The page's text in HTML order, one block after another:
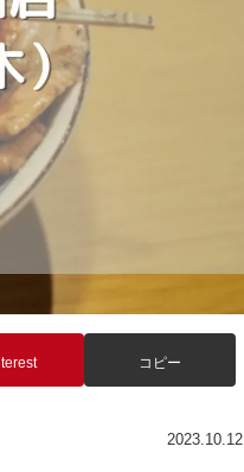
コピー
2023.10.12